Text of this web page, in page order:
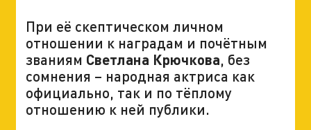
При её скептическом личном
отношении к наградам и почётным
званиям Светлана Крючкова , без
сомнения – народная актриса как
официально, так и по тёплому
отношению к ней публики.